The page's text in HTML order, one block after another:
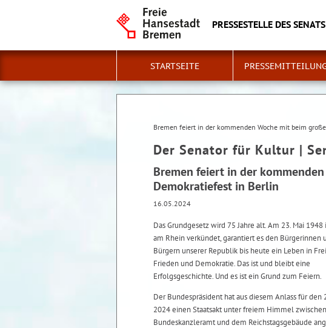
PRESSESTELLE DES SENATS
STARTSEITE
Bremen feiert in der kommenden Woche mit beim
Der Senator für Kultur |
Bremen feiert in der
Demokratiefest in Berlin
16.05.2024
Das Grundgesetz wird 75 Jahre alt. Am 23. Mai 1948
am Rhein verkündet, garantiert es den Bürgerinnen
Bürgern unserer Republik bis heute ein Leben in
Frieden und Demokratie. Das ist und bleibt eine
Erfolgsgeschichte. Und es ist ein Grund zum Feiern.
Der Bundespräsident hat aus diesem Anlass für den
2024 einen Staatsakt unter freiem Himmel zwischen
Bundeskanzleramt und dem Reichstagsgebäude